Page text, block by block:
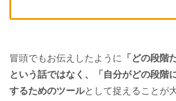
冒頭でもお伝えしたように 「どの段階
という話ではなく、「自分がどの段階
するためのツールとして捉えることが